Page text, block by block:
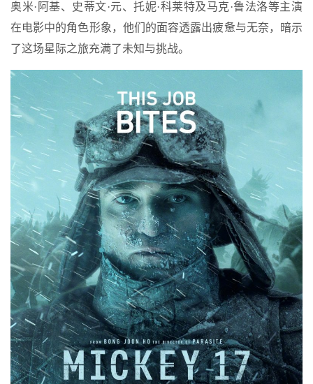
奥米·阿基、史蒂文·元、托妮·科莱特及马克·鲁法洛等主演
在电影中的角色形象，他们的面容透露出疲惫与无奈，暗示
了这场星际之旅充满了未知与挑战。